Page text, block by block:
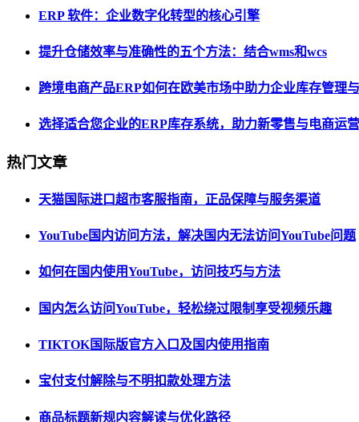
ERP 软件：企业数字化转型的核心引擎
提升仓储效率与准确性的五个方法：结合wms和wcs
跨境电商产品ERP如何在欧美市场中助力企业库存管理
选择适合您企业的ERP库存系统，助力新零售与电商运营
热门文章
天猫国际进口超市客服指南，正品保障与服务渠道
YouTube国内访问方法，解决国内无法访问YouTube问题
如何在国内使用YouTube，访问技巧与方法
国内怎么访问YouTube，轻松绕过限制享受视频乐趣
TIKTOK国际版官方入口及国内使用指南
宝付支付解除与不明扣款处理方法
商品标题新规内容解读与优化路径